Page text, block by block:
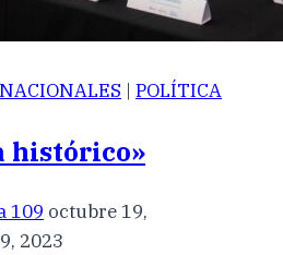
NACIONALES | POLÍTICA
histórico»
109 octubre 19,
2023